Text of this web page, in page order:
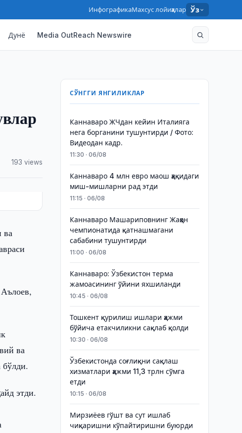
ИнфографикаМахсус лойиҳалар Ўз
Дунё Media OutReach Newswire
193 views
ва
ва
бўлди.
этди.
СЎНГГИ ЯНГИЛИКЛАР
Каннаваро ЖЧдан кейин Италияга
нега борганини тушунтирди / Фото:
Видеодан кадр.
11:30 · 06/08
Каннаваро 4 млн евро маош ҳақидаги
миш-мишларни рад этди
11:15 · 06/08
Каннаваро Машариповнинг Жаҳон
чемпионатида қатнашмагани
сабабини тушунтирди
11:00 · 06/08
Каннаваро: Ўзбекистон терма
жамоасининг ўйини яхшиланди
10:45 · 06/08
Тошкент қурилиш ишлари ҳажми
бўйича етакчиликни сақлаб қолди
10:30 · 06/08
Ўзбекистонда соғлиқни сақлаш
хизматлари ҳажми 11,3 трлн сўмга
етди
10:15 · 06/08
Мирзиёев гўшт ва сут ишлаб
чиқаришни кўпайтиришни буюрди